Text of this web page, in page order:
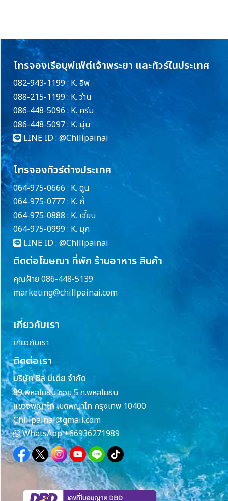
โทรจองเรือบุฟเฟ่ต์เจ้าพระยา และทัวร์ในประเทศ
082-943-1199 : K. อีฟ
088-215-1199 : K. ว่าน
086-448-5096 : K. ครีม
086-448-5097 : K. นุ่น
LINE ID : @Chillpainai
โทรจองทัวร์ต่างประเทศ
064-975-0666 : K. ตูน
064-975-0777 : K. กี้
064-975-0888 : K. เจี๊ยบ
064-975-0999 : K. มุก
LINE ID : @Chillpainai
ติดต่อโฆษณา ที่พัก ร้านอาหาร สินค้า
คุณฝ้าย 086-448-5139
marketing@chillpainai.com
เกี่ยวกับเรา
เกี่ยวกับเรา
ติดต่อเรา
บริษัท ชิล มีเดีย จำกัด
89 พหลโยธิน ซอย 5 ถ.พหลโยธิน
แขวงพญาไท เขตพญาไท กรุงเทพ 10400
Chillpainai@gmail.com
WhatsApp+66936271989